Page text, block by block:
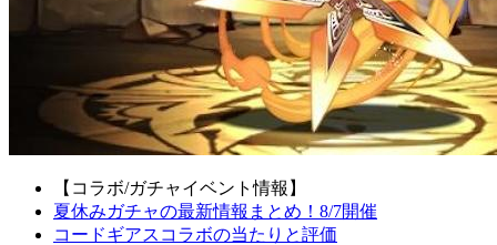
【コラボ/ガチャイベント情報】
夏休みガチャの最新情報まとめ！8/7開催
コードギアスコラボの当たりと評価